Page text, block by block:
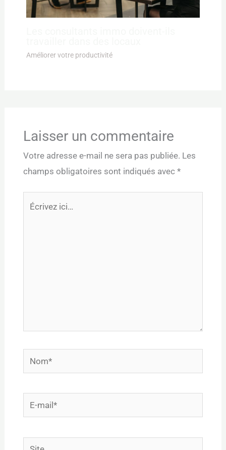
Améliorer votre productivité
Laisser un commentaire
Votre adresse e-mail ne sera pas publiée. Les
champs obligatoires sont indiqués avec *
Nom*
mail*
Site